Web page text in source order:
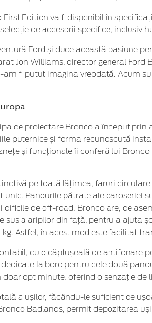
Edition va fi disponibil în
de accesorii specifice, inclusiv
Ford și duce această pasiune
Jon Williams, director general
fi putut imagina vreodată. Acum
de proiectare Bronco a început
puternice și forma recunoscută
și funcționale îi conferă lui
pe toată lățimea, faruri
unic. Panourile pătrate ale caroseriei
de off-road. Bronco are, de
sus a aripilor din față, pentru a ajuta
Astfel, în acest mod este facilitat
cu o căptușeală de antifonare
la bord pentru cele două
opt minute, oferind o senzație
a ușilor, făcându-le suficient de
Badlands, permit depozitarea